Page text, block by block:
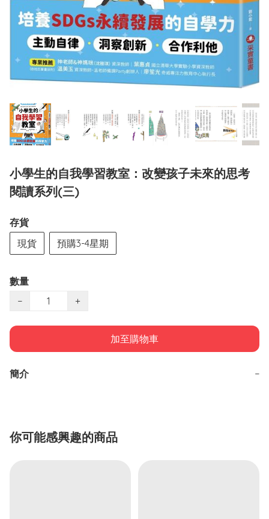
小學生的自我學習教室：改變孩子未來的思考
閱讀系列(三)
存貨
現貨
預購3-4星期
數量
−
+
加至購物車
簡介 −
你可能感興趣的商品